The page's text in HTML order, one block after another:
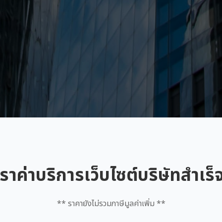
าค่าบริการเว็บไซต์บริษัทสำเร็
** ราคายังไม่รวมภาษีมูลค่าเพิ่ม **